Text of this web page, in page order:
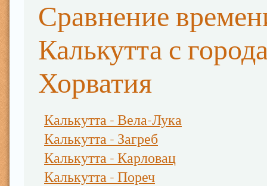
Сравнение
Калькутта с
Хорватия
Калькутта - Вела-Лука
Калькутта - Загреб
Калькутта - Карловац
Калькутта - Пореч